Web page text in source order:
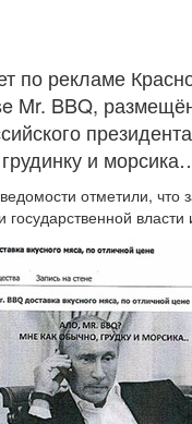
по рекламе
Mr. BBQ,
и
отметили, что
государственной